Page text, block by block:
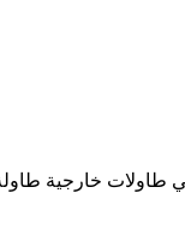
طاولات خارجية